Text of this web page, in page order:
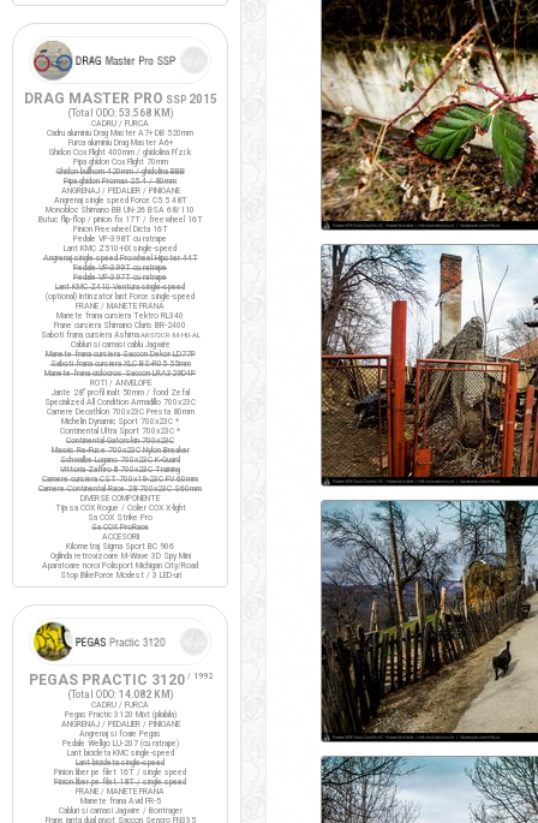
DRAG MASTER PRO SSP 2015
(Total ODO: 53.568 KM )
CADRU / FURCA
Cadru aluminiu Drag Master A7+ DB 520mm
Furca aluminiu Drag Master A6+
Ghidon Cox Flight 400mm / ghidolina Fi'zi:k
Pipa ghidon Cox Flight 70mm
Ghidon bullhorn 420mm / ghidolina BBB
Pipa ghidon Promax 25.4 / 80mm
ANGRENAJ / PEDALIER / PINIOANE
Angrenaj single speed Force C5.5 48T
Monobloc Shimano BB UN-26 BSA 68/110
Butuc flip-flop / pinion fix 17T / freewheel 16T
Pinion Freewheel Dicta 16T
Pedale VP-398T cu ratrape
Lant KMC Z510-HX single-speed
Angrenaj single speed Prowheel Hipster 44T
Pedale VP-399T cu ratrape
Pedale VP-397T cu ratrape
Lant KMC Z410 Ventura single-speed
(optional) Intinzator lant Force single-speed
FRANE / MANETE FRANA
Manete frana cursiera Tektro RL340
Frane cursiera Shimano Claris BR-2400
Saboti frana cursiera AshimaARS72CR-M-HU-AL
Cabluri si camasi cablu Jagwire
Manete frana cursiera Saccon Dekor LD77P
Saboti frana cursiera XLC BS-R05 55mm
Manete frana ciclocros Saccon LRA329D4P
ROTI / ANVELOPE
Jante 28" profil inalt 50mm / fond Zefal
Specialized All Condition Armadillo 700x23C
Camere Decathlon 700x23C Presta 80mm
Michelin Dynamic Sport 700x23C *
Continental Ultra Sport 700x23C *
Continental Gatorskin 700x23C
Maxxis Re-Fuse 700x23C Nylon Breaker
Schwalbe Lugano 700x23C K-Guard
Vittoria Zaffiro III 700x23C Training
Camere cursiera CST 700x19-23C FV 60mm
Camere Continental Race 28 700x23C S60mm
DIVERSE COMPONENTE
Tija sa COX Rogue / Colier COX X-light
Sa COX Strike Pro
Sa COX ProRace
ACCESORII
Kilometraj Sigma Sport BC 906
Oglinda retrovizoare M-Wave 3D Spy Mini
Aparatoare noroi Polisport Michigan City/Road
Stop BikeForce Modest / 3 LED-uri
PEGAS PRACTIC 3120/ 1992
(Total ODO: 14.082 KM )
CADRU / FURCA
Pegas Practic 3120 Mixt (pliabila)
ANGRENAJ / PEDALIER / PINIOANE
Angrenaj si foaie Pegas
Pedale Wellgo LU-207 (cu ratrape)
Lant bicicleta KMC single-speed
Lant bicicleta single-speed
Pinion liber pe filet 16T / single speed
Pinion liber pe filet 18T / single speed
FRANE / MANETE FRANA
Manete frana Avid FR-5
Cabluri si camasi Jagwire / Bontrager
Frane janta dual pivot Saccon Sencro FN335